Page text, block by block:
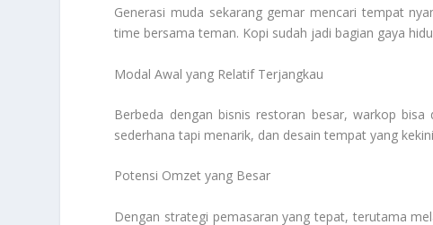
Generasi muda sekarang gemar mencari tempat
time bersama teman. Kopi sudah jadi bagian gaya
Modal Awal yang Relatif Terjangkau
Berbeda dengan bisnis restoran besar, warkop
sederhana tapi menarik, dan desain tempat yang
Potensi Omzet yang Besar
Dengan strategi pemasaran yang tepat, terutama